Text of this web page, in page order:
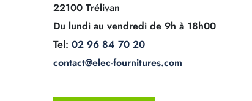
22100 Trélivan
Du lundi au vendredi de 9h à 18h00
Tel: 02 96 84 70 20
contact@elec-fournitures.com